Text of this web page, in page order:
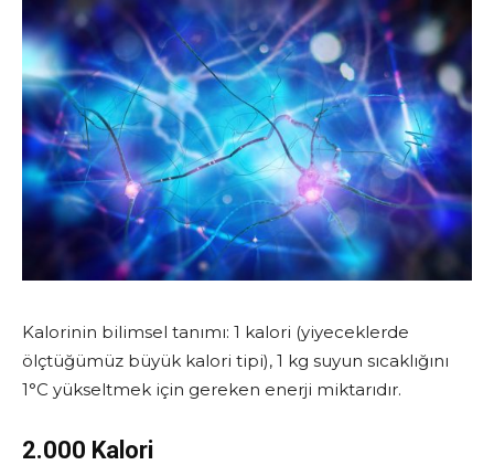
Kalorinin bilimsel tanımı: 1 kalori (yiyeceklerde
ölçtüğümüz büyük kalori tipi), 1 kg suyun sıcaklığını
1°C yükseltmek için gereken enerji miktarıdır.
2.000 Kalori